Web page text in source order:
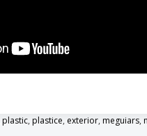
plastic, plastice, exterior, meguiars,